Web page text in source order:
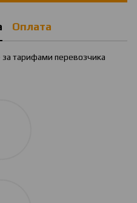
Оплата
тарифами перевозчика